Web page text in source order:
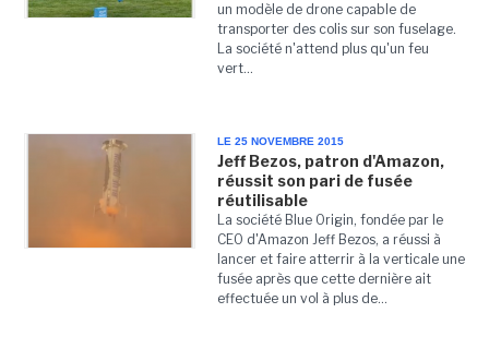
un modèle de drone capable de
transporter des colis sur son fuselage.
La société n'attend plus qu'un feu
vert...
LE 25 NOVEMBRE 2015
Jeff Bezos, patron d'Amazon,
réussit son pari de fusée
réutilisable
La société Blue Origin, fondée par le
CEO d'Amazon Jeff Bezos, a réussi à
lancer et faire atterrir à la verticale une
fusée après que cette dernière ait
effectuée un vol à plus de...